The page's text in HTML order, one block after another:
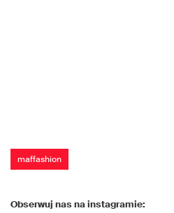
maffashion
Obserwuj nas na instagramie: